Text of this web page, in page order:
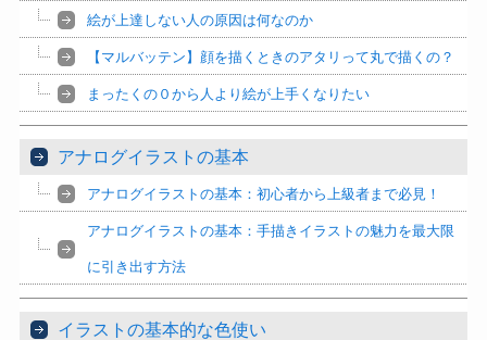
絵が上達しない人の原因は何なのか
【マルバッテン】顔を描くときのアタリって丸で描くの？
まったくの０から人より絵が上手くなりたい
アナログイラストの基本
アナログイラストの基本：初心者から上級者まで必見！
アナログイラストの基本：手描きイラストの魅力を最大限
に引き出す方法
イラストの基本的な色使い